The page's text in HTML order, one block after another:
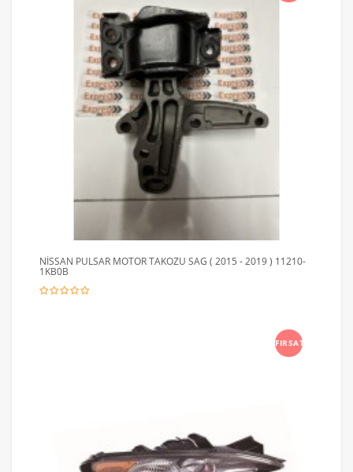
NİSSAN PULSAR MOTOR TAKOZU SAG ( 2015 - 2019 ) 11210-
1KB0B
FIRSAT